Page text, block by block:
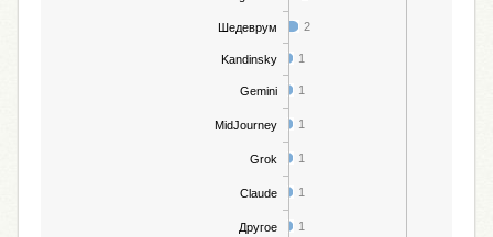
Шедеврум 2
Kandinsky 1
Gemini 1
MidJourney 1
Grok 1
Claude 1
Другое 1